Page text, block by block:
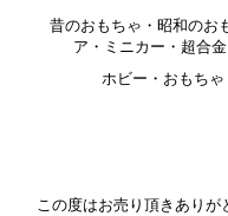
昔のおもちゃ・昭和のお
ア・ミニカー・超合
ホビー・おもちゃ
この度はお売り頂きありが